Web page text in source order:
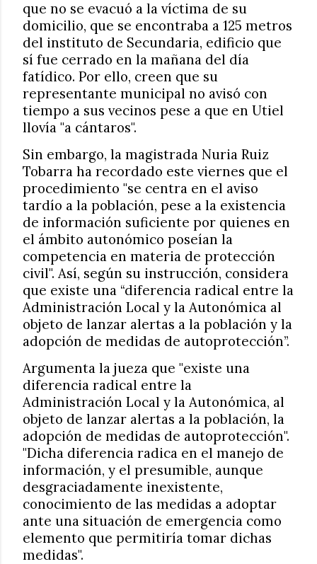
que no se evacuó a la víctima de su
domicilio, que se encontraba a 125 metros
del instituto de Secundaria, edificio que
sí fue cerrado en la mañana del día
fatídico. Por ello, creen que su
representante municipal no avisó con
tiempo a sus vecinos pese a que en Utiel
llovía "a cántaros".
Sin embargo, la magistrada Nuria Ruiz
Tobarra ha recordado este viernes que el
procedimiento "se centra en el aviso
tardío a la población, pese a la existencia
de información suficiente por quienes en
el ámbito autonómico poseían la
competencia en materia de protección
civil". Así, según su instrucción, considera
que existe una “diferencia radical entre la
Administración Local y la Autonómica al
objeto de lanzar alertas a la población y la
adopción de medidas de autoprotección”.
Argumenta la jueza que "existe una
diferencia radical entre la
Administración Local y la Autonómica, al
objeto de lanzar alertas a la población, la
adopción de medidas de autoprotección".
"Dicha diferencia radica en el manejo de
información, y el presumible, aunque
desgraciadamente inexistente,
conocimiento de las medidas a adoptar
ante una situación de emergencia como
elemento que permitiría tomar dichas
medidas".